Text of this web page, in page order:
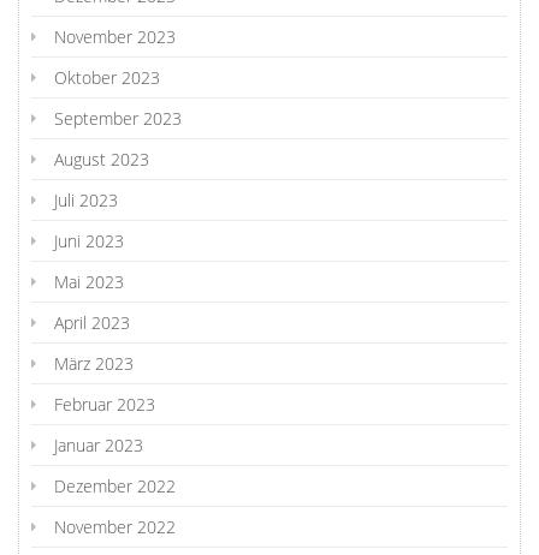
November 2023
Oktober 2023
September 2023
August 2023
Juli 2023
Juni 2023
Mai 2023
April 2023
März 2023
Februar 2023
Januar 2023
Dezember 2022
November 2022